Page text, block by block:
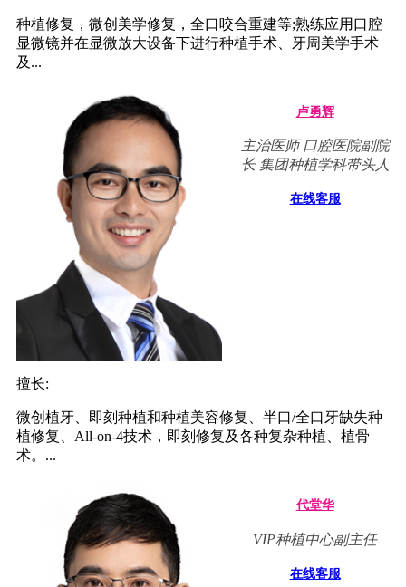
种植修复，微创美学修复，全口咬合重建等;熟练应用口腔
显微镜并在显微放大设备下进行种植手术、牙周美学手术
及...
卢勇辉
主治医师 口腔医院副院
长 集团种植学科带头人
在线客服
擅长:
微创植牙、即刻种植和种植美容修复、半口/全口牙缺失种
植修复、All-on-4技术，即刻修复及各种复杂种植、植骨
术。...
代堂华
VIP种植中心副主任
在线客服